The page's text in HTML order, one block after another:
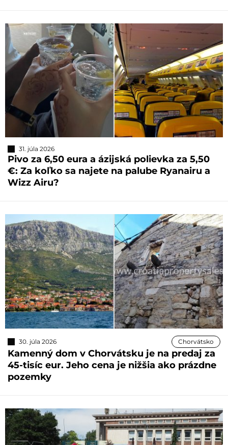
31. júla 2026
Pivo za 6,50 eura a ázijská polievka za 5,50
€: Za koľko sa najete na palube Ryanairu a
Wizz Airu?
30. júla 2026 Chorvátsko
Kamenný dom v Chorvátsku je na predaj za
45-tisíc eur. Jeho cena je nižšia ako prázdne
pozemky